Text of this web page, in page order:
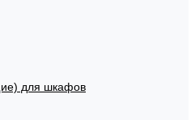
для шкафов